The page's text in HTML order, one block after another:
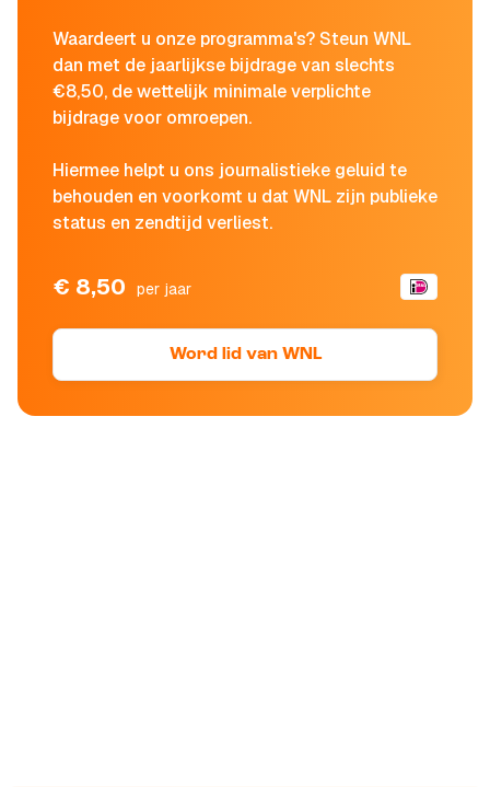
Waardeert u onze programma's? Steun WNL
dan met de jaarlijkse bijdrage van slechts
€8,50, de wettelijk minimale verplichte
bijdrage voor omroepen.
Hiermee helpt u ons journalistieke geluid te
behouden en voorkomt u dat WNL zijn publieke
status en zendtijd verliest.
€ 8,50 per jaar
Word lid van WNL